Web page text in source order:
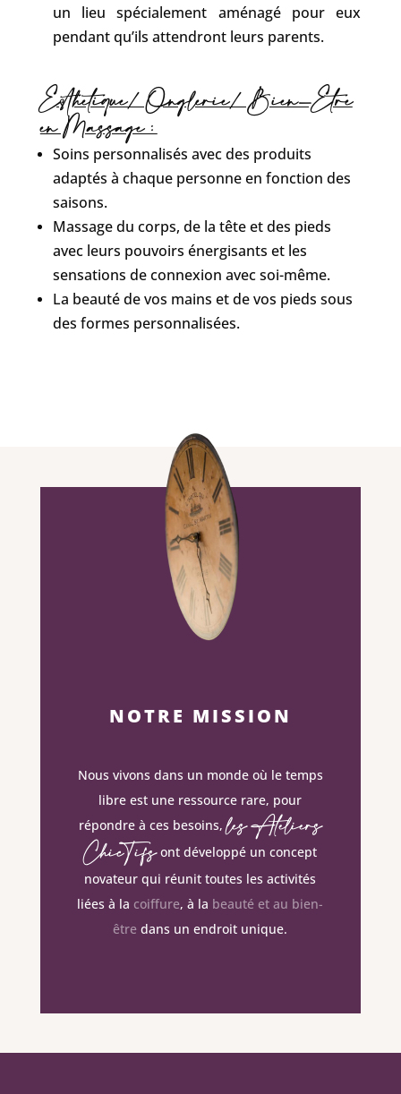
un lieu spécialement aménagé pour eux
pendant qu’ils attendront leurs parents.
Esthétique/ Onglerie/ Bien-Être
en Massage :
Soins personnalisés avec des produits
adaptés à chaque personne en fonction des
saisons.
Massage du corps, de la tête et des pieds
avec leurs pouvoirs énergisants et les
sensations de connexion avec soi-même.
La beauté de vos mains et de vos pieds sous
des formes personnalisées.
NOTRE MISSION
Nous vivons dans un monde où le temps
libre est une ressource rare, pour
répondre à ces besoins,les Ateliers
ChicTifsont développé un concept
novateur qui réunit toutes les activités
liées à la coiffure, à la beauté et au bien-
être dans un endroit unique.